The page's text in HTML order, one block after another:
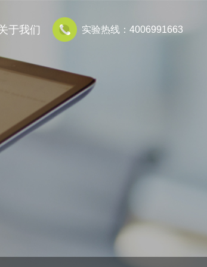
实验热线：4006991663
于我们